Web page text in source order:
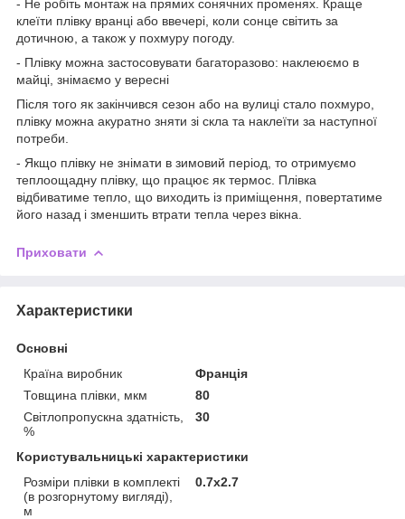
- Не робіть монтаж на прямих сонячних променях. Краще
клеїти плівку вранці або ввечері, коли сонце світить за
дотичною, а також у похмуру погоду.
- Плівку можна застосовувати багаторазово: наклеюємо в
майці, знімаємо у вересні
Після того як закінчився сезон або на вулиці стало похмуро,
плівку можна акуратно зняти зі скла та наклеїти за наступної
потреби.
- Якщо плівку не знімати в зимовий період, то отримуємо
теплоощадну плівку, що працює як термос. Плівка
відбиватиме тепло, що виходить із приміщення, повертатиме
його назад і зменшить втрати тепла через вікна.
Приховати
Характеристики
Основні
Країна виробник
Франція
Товщина плівки, мкм
80
Світлопропускна здатність,
%
30
Користувальницькі характеристики
Розміри плівки в комплекті
(в розгорнутому вигляді),
м
0.7х2.7